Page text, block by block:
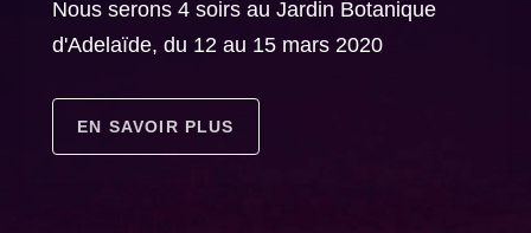
Nous serons 4 soirs au Jardin Botanique
d'Adelaïde, du 12 au 15 mars 2020
EN SAVOIR PLUS